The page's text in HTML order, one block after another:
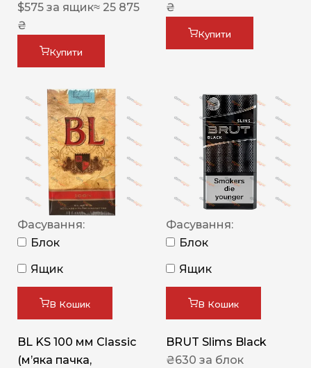
$575 за ящик≈ 25 875
₴
Купити
₴
Купити
Фасування:
Блок
Ящик
В Кошик
BL KS 100 мм Classic
(м’яка пачка,
Фасування:
Блок
Ящик
В Кошик
BRUT Slims Black
₴630 за блок